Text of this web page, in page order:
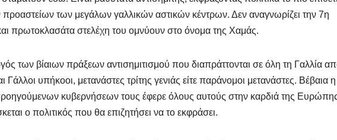
των μεγάλων γαλλικών αστικών κέντρων. Δεν αναγνωρίζει την 7η
πρωτοκλασάτα στελέχη του ομνύουν στο όνομα της Χαμάς.
των βίαιων πράξεων αντισημιτισμού που διαπράττονται σε όλη τη Γαλλία
Γάλλοι υπήκοοι, μετανάστες τρίτης γενιάς είτε παράνομοι μετανάστες. Βέβαια η
κυβερνήσεων τους έφερε όλους αυτούς στην καρδιά της
ο πολιτικός που θα επιζητήσει να το εκφράσει.